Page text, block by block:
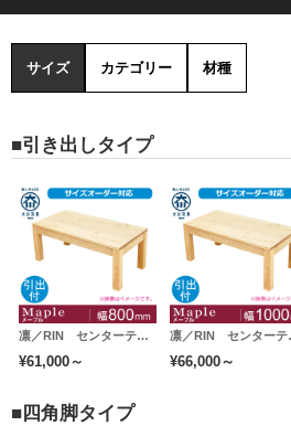
サイズ カテゴリー 材種
■引き出しタイプ
凛／RIN センターテーブル ローテーブル リビングテーブル 幅800mm（メープル）引き出し
¥61,000～
凛／RIN セン
¥66,000～
■四角脚タイプ